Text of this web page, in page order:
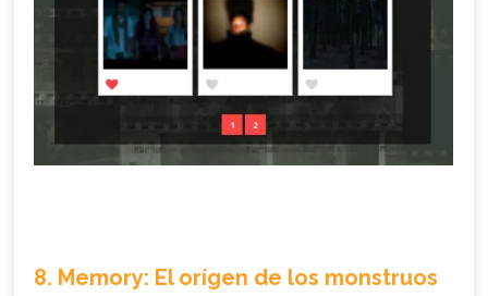
8. Memory: El orígen de los monstruos